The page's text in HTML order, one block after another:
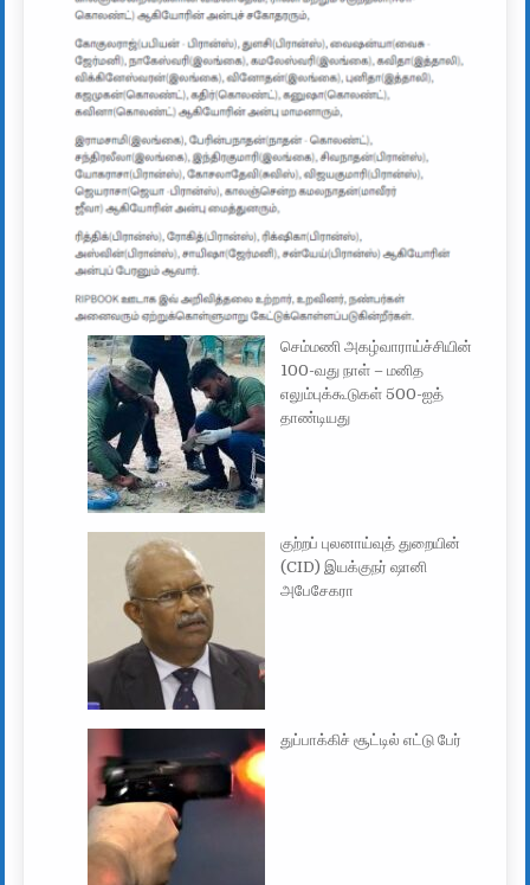
செம்மணி அகழ்வாராய்ச்சியின்
100-வது நாள் – மனித
எலும்புக்கூடுகள் 500-ஐத்
தாண்டியது
குற்றப் புலனாய்வுத் துறையின்
(CID) இயக்குநர் ஷானி
அபேசேகரா
துப்பாக்கிச் சூட்டில் எட்டு பேர்